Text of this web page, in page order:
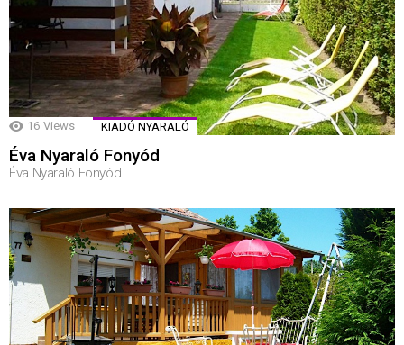
16 Views KIADÓ NYARALÓ
Éva Nyaraló Fonyód
Éva Nyaraló Fonyód